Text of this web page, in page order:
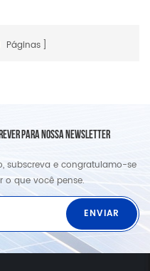
Páginas
PARA NOSSA NEWSLETTER
subscreva e congratulamo-se
o que você pense.